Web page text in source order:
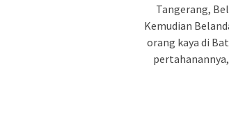
Tangerang,
Kemudian
orang kaya di